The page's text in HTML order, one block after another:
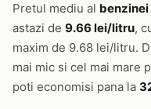
Pretul mediu al
astazi de 9.66 lei/litru,
maxim de 9.68 lei/litru.
mai mic si cel mai mare
poti economisi pana la